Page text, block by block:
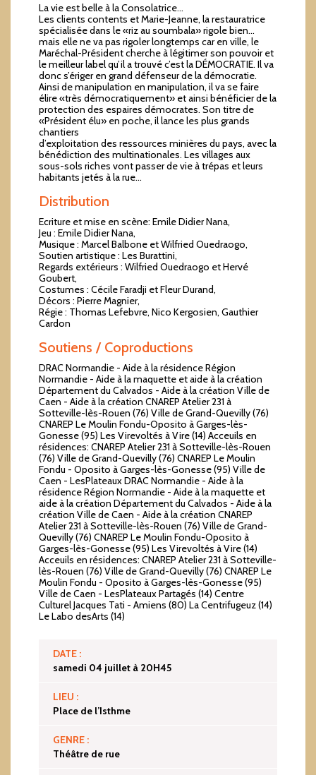
La vie est belle à la Consolatrice…
Les clients contents et Marie-Jeanne, la restauratrice
spécialisée dans le «riz au soumbala» rigole bien…
mais elle ne va pas rigoler longtemps car en ville, le
Maréchal-Président cherche à légitimer son pouvoir et
le meilleur label qu’il a trouvé c’est la DÉMOCRATIE. Il va
donc s’ériger en grand défenseur de la démocratie.
Ainsi de manipulation en manipulation, il va se faire
élire «très démocratiquement» et ainsi bénéficier de la
protection des espaires démocrates. Son titre de
«Président élu» en poche, il lance les plus grands
chantiers
d’exploitation des ressources minières du pays, avec la
bénédiction des multinationales. Les villages aux
sous-sols riches vont passer de vie à trépas et leurs
habitants jetés à la rue…
Distribution
Ecriture et mise en scène: Emile Didier Nana,
Jeu : Emile Didier Nana,
Musique : Marcel Balbone et Wilfried Ouedraogo,
Soutien artistique : Les Burattini,
Regards extérieurs : Wilfried Ouedraogo et Hervé
Goubert,
Costumes : Cécile Faradji et Fleur Durand,
Décors : Pierre Magnier,
Régie : Thomas Lefebvre, Nico Kergosien, Gauthier
Cardon
Soutiens / Coproductions
DRAC Normandie - Aide à la résidence Région
Normandie - Aide à la maquette et aide à la création
Département du Calvados - Aide à la création Ville de
Caen - Aide à la création CNAREP Atelier 231 à
Sotteville-lès-Rouen (76) Ville de Grand-Quevilly (76)
CNAREP Le Moulin Fondu-Oposito à Garges-lès-
Gonesse (95) Les Virevoltés à Vire (14) Acceuils en
résidences: CNAREP Atelier 231 à Sotteville-lès-Rouen
(76) Ville de Grand-Quevilly (76) CNAREP Le Moulin
Fondu - Oposito à Garges-lès-Gonesse (95) Ville de
Caen - LesPlateaux DRAC Normandie - Aide à la
résidence Région Normandie - Aide à la maquette et
aide à la création Département du Calvados - Aide à la
création Ville de Caen - Aide à la création CNAREP
Atelier 231 à Sotteville-lès-Rouen (76) Ville de Grand-
Quevilly (76) CNAREP Le Moulin Fondu-Oposito à
Garges-lès-Gonesse (95) Les Virevoltés à Vire (14)
Acceuils en résidences: CNAREP Atelier 231 à Sotteville-
lès-Rouen (76) Ville de Grand-Quevilly (76) CNAREP Le
Moulin Fondu - Oposito à Garges-lès-Gonesse (95)
Ville de Caen - LesPlateaux Partagés (14) Centre
Culturel Jacques Tati - Amiens (80) La Centrifugeuz (14)
Le Labo desArts (14)
DATE :
samedi 04 juillet à 20H45
LIEU :
Place de l’Isthme
GENRE :
Théâtre de rue